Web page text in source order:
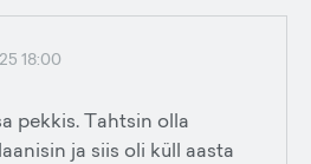
18:00
pekkis. Tahtsin olla
ja siis oli küll aasta